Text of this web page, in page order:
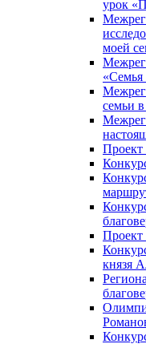
урок
моей
«Семья
семьи
Проект
Проект
князя